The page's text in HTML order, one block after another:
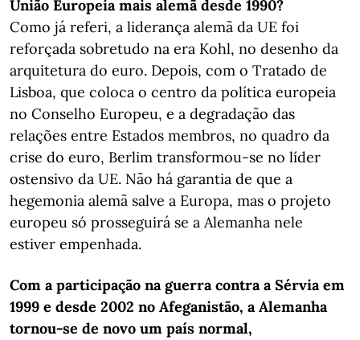
União Europeia mais alemã desde 1990?
Como já referi, a liderança alemã da UE foi
reforçada sobretudo na era Kohl, no desenho da
arquitetura do euro. Depois, com o Tratado de
Lisboa, que coloca o centro da política europeia
no Conselho Europeu, e a degradação das
relações entre Estados membros, no quadro da
crise do euro, Berlim transformou-se no líder
ostensivo da UE. Não há garantia de que a
hegemonia alemã salve a Europa, mas o projeto
europeu só prosseguirá se a Alemanha nele
estiver empenhada.
Com a participação na guerra contra a Sérvia em
1999 e desde 2002 no Afeganistão, a Alemanha
tornou-se de novo um país normal,